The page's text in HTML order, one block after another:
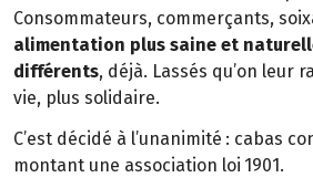
Consommateurs, commerçants,
alimentation plus saine et
différents, déjà. Lassés qu’on leur
vie, plus solidaire.
C’est décidé à l’unanimité : cabas
montant une association loi 1901.